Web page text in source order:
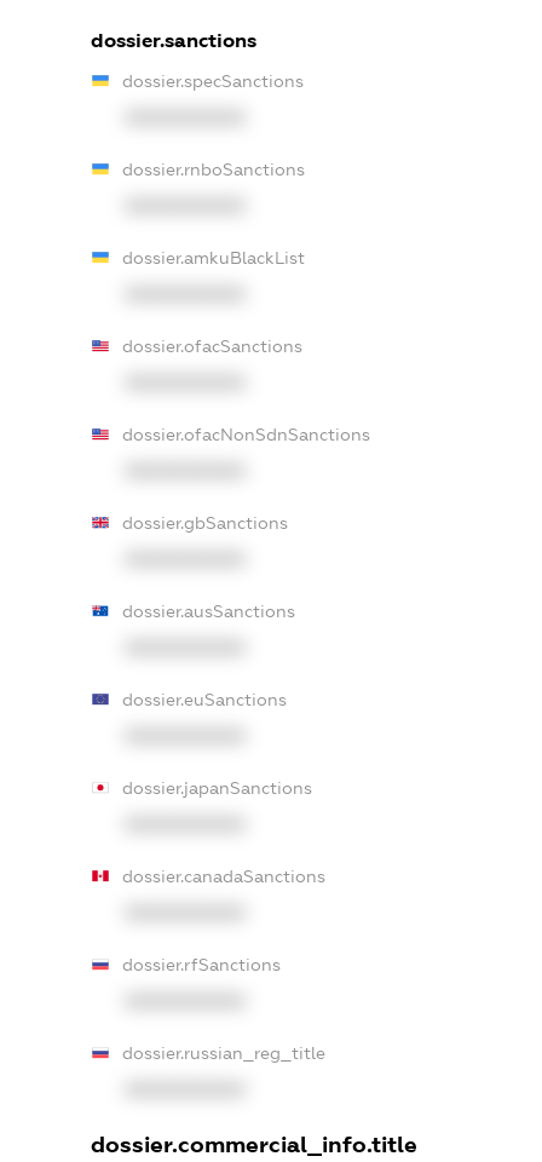
dossier.sanctions
dossier.specSanctions
dossier.rnboSanctions
dossier.amkuBlackList
dossier.ofacSanctions
dossier.ofacNonSdnSanctions
dossier.gbSanctions
dossier.ausSanctions
dossier.euSanctions
dossier.japanSanctions
dossier.canadaSanctions
dossier.rfSanctions
dossier.russian_reg_title
dossier.commercial_info.title